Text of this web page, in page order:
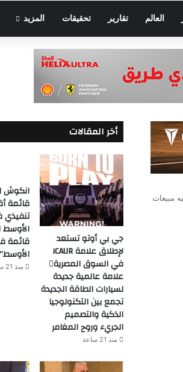
العالم تقارير تحقيقات المزيد
أخر المقالات
جي بي أوتو تستعد
لإطلاق علامة iCAUR
في السوق المصرية
علامة عالمية جديدة
لسيارات الطاقة الجديدة
تجمع بين التكنولوجيا
الذكية والتصميم
الجريء وروح المغامر
منذ 21 ساعة
انكوش
قائمة
الأوسط”
منذ 21 ساعة